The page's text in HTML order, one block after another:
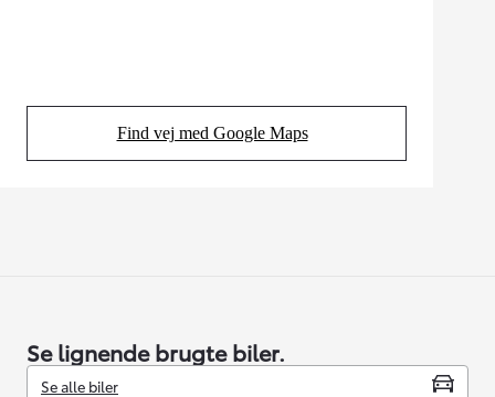
Find vej med Google Maps
(Opens in new tab)
Se lignende brugte biler.
Se alle biler